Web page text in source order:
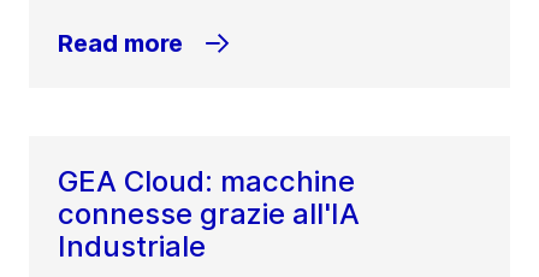
Read more
GEA Cloud: macchine
connesse grazie all'IA
Industriale